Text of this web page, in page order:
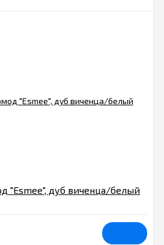
"Esmee", дуб виченца/белый